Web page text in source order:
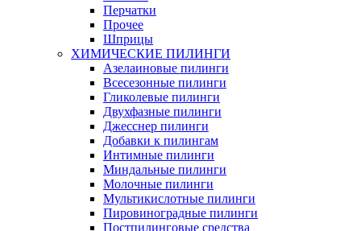
Перчатки
Прочее
Шприцы
ХИМИЧЕСКИЕ ПИЛИНГИ
Азелаиновые пилинги
Всесезонные пилинги
Гликолевые пилинги
Двухфазные пилинги
Джесснер пилинги
Добавки к пилингам
Интимные пилинги
Миндальные пилинги
Молочные пилинги
Мультикислотные пилинги
Пировиноградные пилинги
Постпилинговые средства